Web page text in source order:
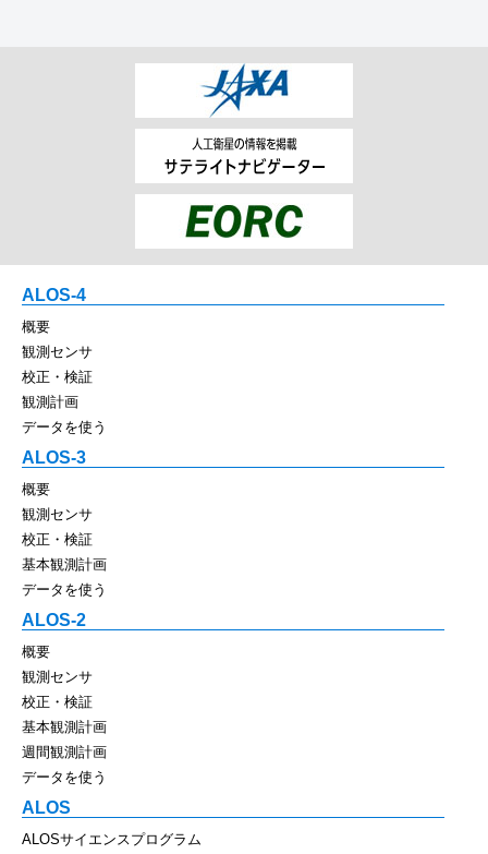
ALOS-4
概要
観測センサ
校正・検証
観測計画
データを使う
ALOS-3
概要
観測センサ
校正・検証
基本観測計画
データを使う
ALOS-2
概要
観測センサ
校正・検証
基本観測計画
週間観測計画
データを使う
ALOS
ALOSサイエンスプログラム